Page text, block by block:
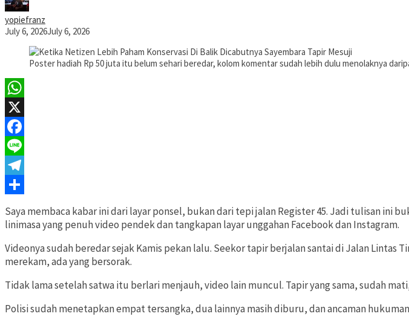
yopiefranz
July 6, 2026July 6, 2026
Poster hadiah Rp 50 juta itu belum sehari beredar, kolom komentar sudah lebih dulu menolaknya
WhatsApp
X
Facebook
Line
Telegram
Saya membaca kabar ini dari layar ponsel, bukan dari tepi jalan Register 45. Jadi tulisan ini
linimasa yang penuh video pendek dan tangkapan layar unggahan Facebook dan Instagram.
Videonya sudah beredar sejak Kamis pekan lalu. Seekor tapir berjalan santai di Jalan Lintas
merekam, ada yang bersorak.
Tidak lama setelah satwa itu berlari menjauh, video lain muncul. Tapir yang sama, sudah
Polisi sudah menetapkan empat tersangka, dua lainnya masih diburu, dan ancaman